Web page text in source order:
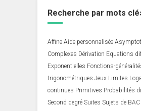
Recherche par mots
Affine Aide personnalisée
Complexes Dérivation Equations
Exponentielles Fonctions-
trigonométriques Jeux Limites
continues Primitives Probabilités
Second degré Suites Sujets de BAC